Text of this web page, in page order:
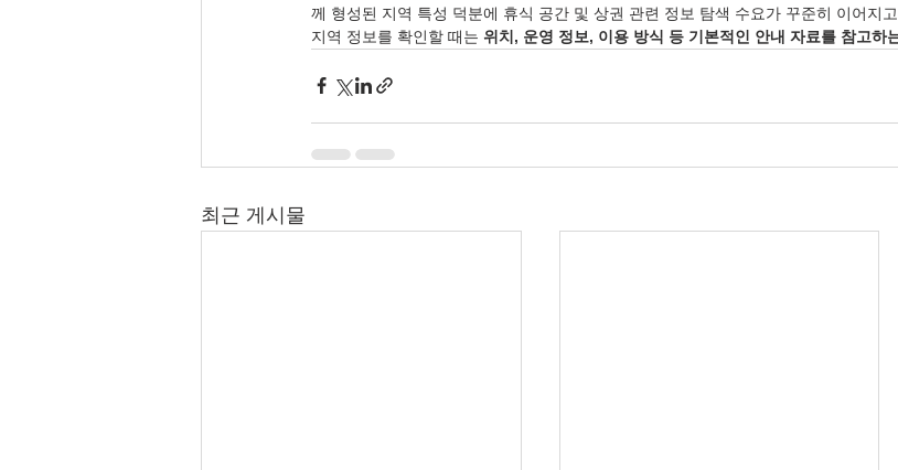
께 형성된 지역 특성 덕분에 휴식 공간 및 상권 관련 정보 탐색 수요가 꾸준히 이어지
지역 정보를 확인할 때는 위치, 운영 정보, 이용 방식 등 기본적인 안내 자료를 참고하
최근 게시물